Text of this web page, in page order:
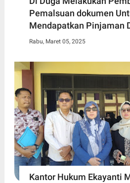
Pemalsuan dokumen
Mendapatkan Pinjaman
Rabu, Maret 05, 2025
Kantor Hukum Ekayanti